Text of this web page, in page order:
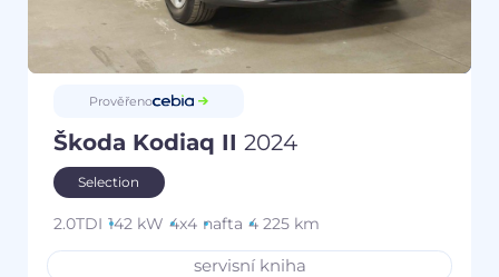
Prověřeno
Škoda Kodiaq II 2024
Selection
2.0TDI 142 kW 4x4 nafta 4 225 km
servisní kniha